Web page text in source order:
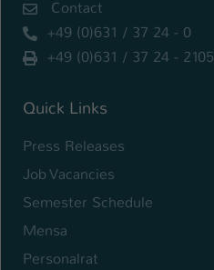
Contact
+49 (0)631 / 37 24 - 0
+49 (0)631 / 37 24 - 2105
Quick Links
Press Releases
Job Vacancies
Semester Schedule
Mensa
Personalrat